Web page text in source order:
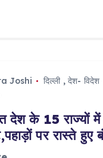
Joshi दिल्ली, देश- विदेश
देश के 15 राज्यों में
पर रास्ते हुए